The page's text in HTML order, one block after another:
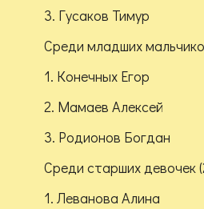
3. Гусаков Тимур
Среди младших
1. Конечных Егор
2. Мамаев Алексей
3. Родионов Богдан
Среди старших девочек
1. Леванова Алина